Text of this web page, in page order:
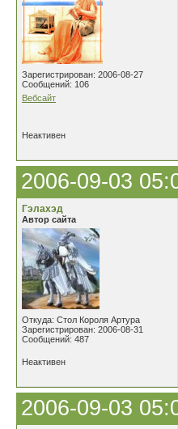
Зарегистрирован: 2006-08-27
Сообщений: 106
Вебсайт
Неактивен
2006-09-03
Гэлахэд
Автор сайта
Откуда: Стол Короля Артура
Зарегистрирован: 2006-08-31
Сообщений: 487
Неактивен
2006-09-03